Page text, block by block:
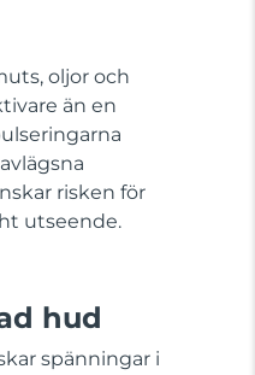
oljor och
än en
risken för
utseende.
hud
spänningar i